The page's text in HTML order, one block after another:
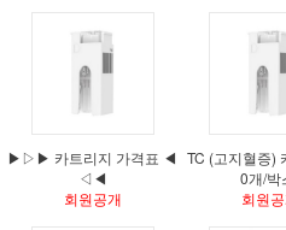
▶▷▶ 카트리지 가격표 ◀
◁◀
회원공개
TC (고지혈증)
0개/박
회원